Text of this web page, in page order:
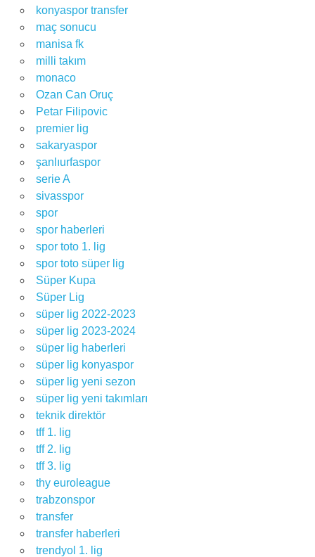
konyaspor transfer
maç sonucu
manisa fk
milli takım
monaco
Ozan Can Oruç
Petar Filipovic
premier lig
sakaryaspor
şanlıurfaspor
serie A
sivasspor
spor
spor haberleri
spor toto 1. lig
spor toto süper lig
Süper Kupa
Süper Lig
süper lig 2022-2023
süper lig 2023-2024
süper lig haberleri
süper lig konyaspor
süper lig yeni sezon
süper lig yeni takımları
teknik direktör
tff 1. lig
tff 2. lig
tff 3. lig
thy euroleague
trabzonspor
transfer
transfer haberleri
trendyol 1. lig